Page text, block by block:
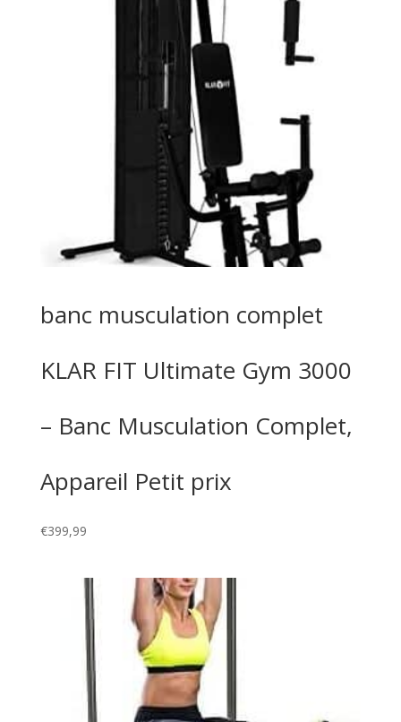
banc musculation complet
KLAR FIT Ultimate Gym 3000
– Banc Musculation Complet,
Appareil Petit prix
€399,99